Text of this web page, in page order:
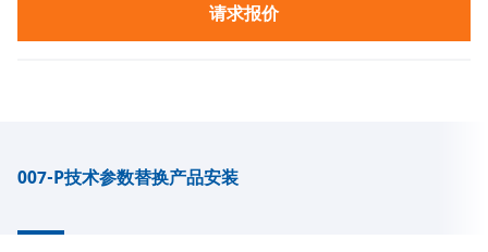
请求报价
007-P技术参数替换产品安装